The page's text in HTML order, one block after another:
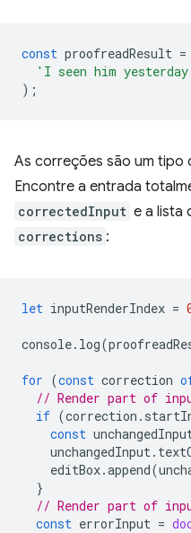
const proofreadResult =
'I seen him
);
As correções são um tipo
Encontre a entrada
correctedInput e a lista
corrections :
let inputRenderIndex =
console. log(
for (const correction
// Render part of
if (correction .
const
unchangedInput.
editBox.append(
}
// Render part of
const errorInput =